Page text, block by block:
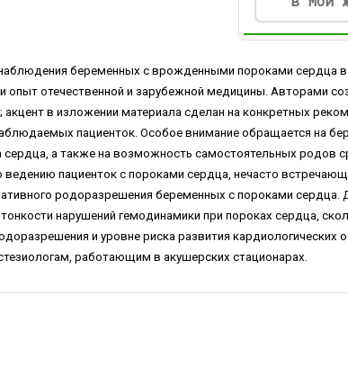
беременных с врожденными пороками сердца
опыт отечественной и зарубежной медицины. Авторами
в изложении материала сделан на конкретных
пациенток. Особое внимание обращается на
а также на возможность самостоятельных родов
пациенток с пороками сердца, нечасто
родоразрешения беременных с пороками сердца.
нарушений гемодинамики при пороках сердца,
и уровне риска развития кардиологических
работающим в акушерских стационарах.